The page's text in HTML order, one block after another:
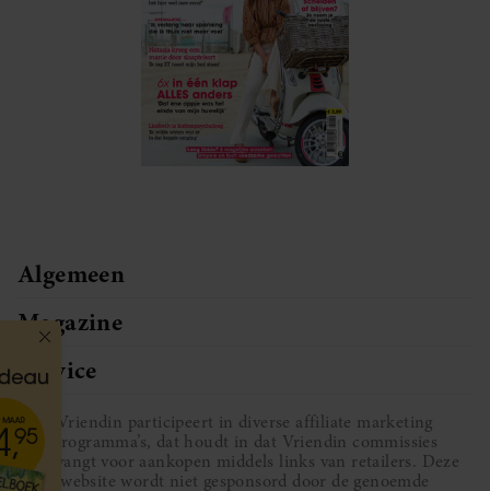
Algemeen
Magazine
Service
Vriendin participeert in diverse affiliate marketing
programma’s, dat houdt in dat Vriendin commissies
ontvangt voor aankopen middels links van retailers. Deze
website wordt niet gesponsord door de genoemde